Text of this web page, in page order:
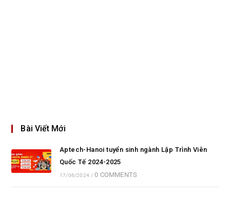
Bài Viết Mới
Aptech-Hanoi tuyển sinh ngành Lập Trình Viên
Quốc Tế 2024-2025
17/06/2024 / 0 COMMENTS